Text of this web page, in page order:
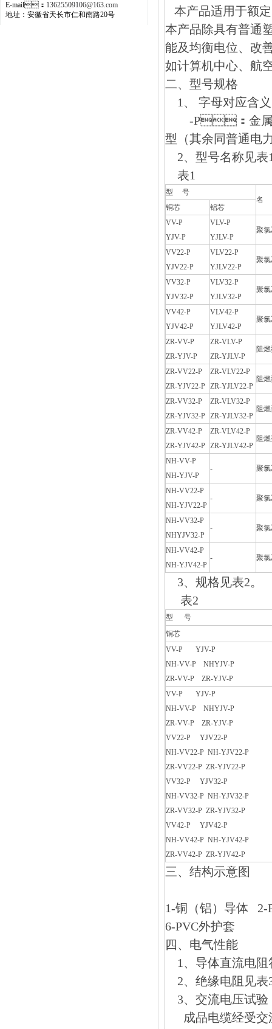
E-mail： 13625509106@163.com
地址：安徽省天长市仁和南路20号
本产品适用于额定
本产品除具有普通
能及均衡电位
如计算机中心、航
二、 型号规格
1、 字母对应含义
-P：金属
型（其余同普通电
2、型号名称见表
表1
型 号
名
铜芯
铝芯
VV-P
YJV-P
VLV-P
YJLV-P
聚
VV22-P
YJV22-P
VLV22-P
YJLV22-P
聚
VV32-P
YJV32-P
VLV32-P
YJLV32-P
聚
VV42-P
YJV42-P
VLV42-P
YJLV42-P
聚
ZR-VV-P
ZR-YJV-P
ZR-VLV-P
ZR-YJLV-P
阻
ZR-VV22-P
ZR-YJV22-P
ZR-VLV22-P
ZR-YJLV22-P
阻
ZR-VV32-P
ZR-YJV32-P
ZR-VLV32-P
ZR-YJLV32-P
阻
ZR-VV42-P
ZR-YJV42-P
ZR-VLV42-P
ZR-YJLV42-P
阻
NH-VV-P
NH-YJV-P
- 聚
NH-VV22-P
NH-YJV22-P
- 聚
NH-VV32-P
NHYJV32-P
- 聚
NH-VV42-P
NH-YJV42-P
- 聚
3、规格见表2。
表2
型 号
铜芯
VV-P YJV-P
NH-VV-P NHYJV-P
ZR-VV-P ZR-YJV-P
VV-P YJV-P
NH-VV-P NHYJV-P
ZR-VV-P ZR-YJV-P
VV22-P YJV22-P
NH-VV22-P NH-YJV22-P
ZR-VV22-P ZR-YJV22-P
VV32-P YJV32-P
NH-VV32-P NH-YJV32-P
ZR-VV32-P ZR-YJV32-P
VV42-P YJV42-P
NH-VV42-P NH-YJV42-P
ZR-VV42-P ZR-YJV42-P
三、 结构示意图
1-铜（铝）导体
6-PVC外护套
四、 电气性能
1、导体直流电阻
2、绝缘电阻见表
3、交流电压试验
成品电缆经受